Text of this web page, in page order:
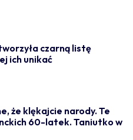
czarną listę
ich unikać
że klękajcie narody. Te
60-latek. Taniutko w